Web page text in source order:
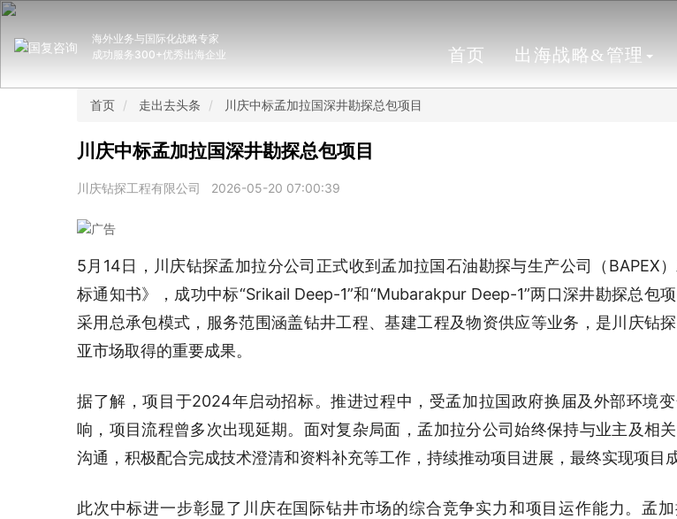
海外业务与国际化战略专家
成功服务300+优秀出海企业
首页 出海战略&管理
首页 走出去头条 川庆中标孟加拉国深井勘探总包项目
川庆中标孟加拉国深井勘探总包项目
川庆钻探工程有限公司 2026-05-20 07:00:39
5月14日，川庆钻探孟加拉分公司正式收到孟加拉国石油勘探与生产公司（BAPEX
标通知书》，成功中标“Srikail Deep-1”和“Mubarakpur Deep-1”两口深井勘探总包
采用总承包模式，服务范围涵盖钻井工程、基建工程及物资供应等业务，是川庆钻
亚市场取得的重要成果。
据了解，项目于2024年启动招标。推进过程中，受孟加拉国政府换届及外部环境
响，项目流程曾多次出现延期。面对复杂局面，孟加拉分公司始终保持与业主及相
沟通，积极配合完成技术澄清和资料补充等工作，持续推动项目进展，最终实现项目
此次中标进一步彰显了川庆在国际钻井市场的综合竞争实力和项目运作能力。孟